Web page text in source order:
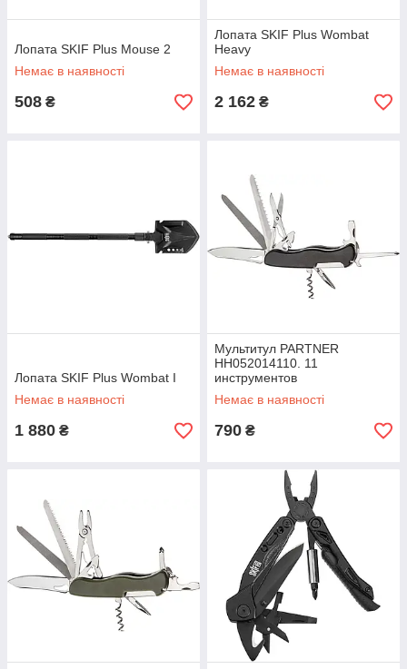
Лопата SKIF Plus Mouse 2
Немає в наявності
508 ₴
Лопата SKIF Plus Wombat
Heavy
Немає в наявності
2 162 ₴
Лопата SKIF Plus Wombat I
Немає в наявності
1 880 ₴
Мультитул PARTNER
HH052014110. 11
инструментов
Немає в наявності
790 ₴